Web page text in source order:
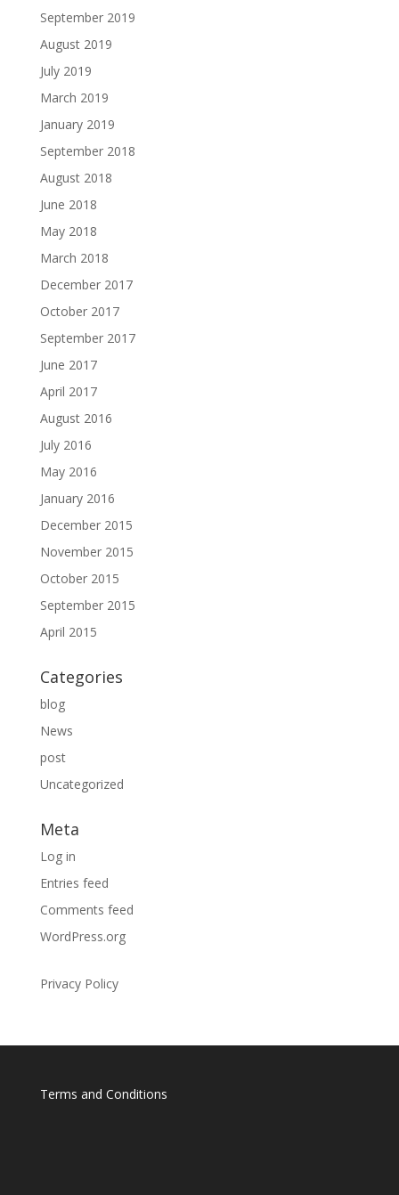
September 2019
August 2019
July 2019
March 2019
January 2019
September 2018
August 2018
June 2018
May 2018
March 2018
December 2017
October 2017
September 2017
June 2017
April 2017
August 2016
July 2016
May 2016
January 2016
December 2015
November 2015
October 2015
September 2015
April 2015
Categories
blog
News
post
Uncategorized
Meta
Log in
Entries feed
Comments feed
WordPress.org
Privacy Policy
Terms and Conditions